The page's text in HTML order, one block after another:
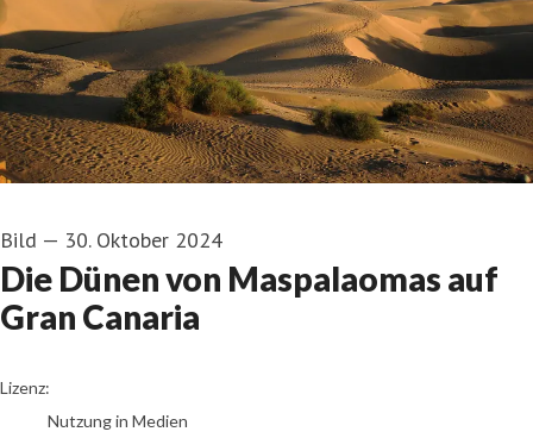
Bild — 30. Oktober 2024
Die Dünen von Maspalaomas auf
Gran Canaria
alltours
Lizenz:
Nutzung in Medien